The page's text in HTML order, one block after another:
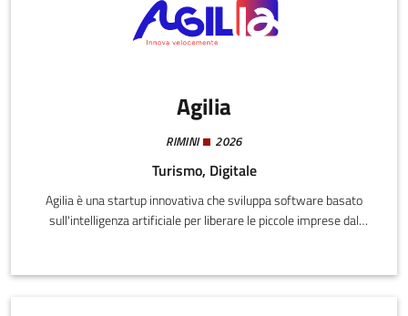
Agilia
RIMINI 2026
Turismo, Digitale
Agilia è una startup innovativa che sviluppa software basato
sull'intelligenza artificiale per liberare le piccole imprese dal